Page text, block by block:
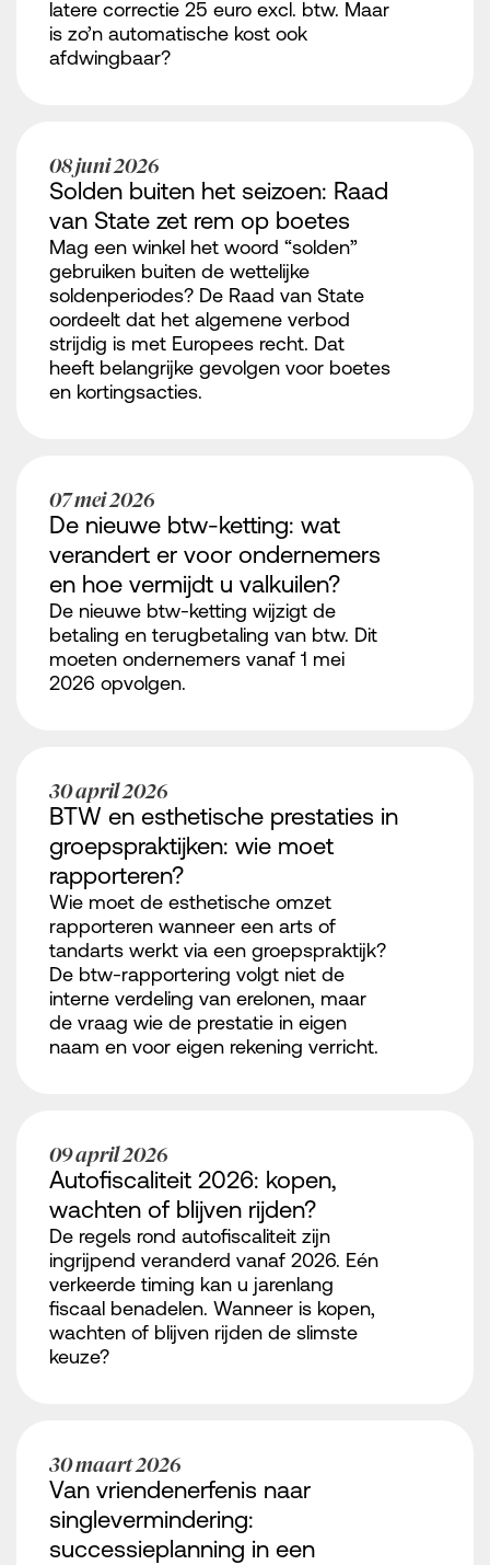
latere correctie 25 euro excl. btw. Maar
is zo’n automatische kost ook
afdwingbaar?
08 juni 2026
Solden buiten het seizoen: Raad
van State zet rem op boetes
Mag een winkel het woord “solden”
gebruiken buiten de wettelijke
soldenperiodes? De Raad van State
oordeelt dat het algemene verbod
strijdig is met Europees recht. Dat
heeft belangrijke gevolgen voor boetes
en kortingsacties.
07 mei 2026
De nieuwe btw-ketting: wat
verandert er voor ondernemers
en hoe vermijdt u valkuilen?
De nieuwe btw-ketting wijzigt de
betaling en terugbetaling van btw. Dit
moeten ondernemers vanaf 1 mei
2026 opvolgen.
30 april 2026
BTW en esthetische prestaties in
groepspraktijken: wie moet
rapporteren?
Wie moet de esthetische omzet
rapporteren wanneer een arts of
tandarts werkt via een groepspraktijk?
De btw-rapportering volgt niet de
interne verdeling van erelonen, maar
de vraag wie de prestatie in eigen
naam en voor eigen rekening verricht.
09 april 2026
Autofiscaliteit 2026: kopen,
wachten of blijven rijden?
De regels rond autofiscaliteit zijn
ingrijpend veranderd vanaf 2026. Eén
verkeerde timing kan u jarenlang
fiscaal benadelen. Wanneer is kopen,
wachten of blijven rijden de slimste
keuze?
30 maart 2026
Van vriendenerfenis naar
singlevermindering:
successieplanning in een